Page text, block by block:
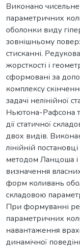
Виконано чисельне
параметричних
оболонки виду
зовнішньому
стисканні.
жорсткості і
сформовані за
комплексу
задачі нелінійної
Ньютона-Рафсона
дії статичної
двох видів.
лінійній
методом Ланцоша і
визначення власних
форм коливань
складовою
При формуванні
параметричних
навантаження
динамічної